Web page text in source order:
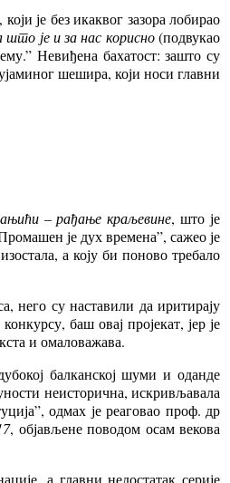
је без икаквог зазора лобирао
је и за нас корисно(подвукао
Невиђена бахатост: зашто су
шешира, који носи главни
– рађање краљевине, што је
је дух времена”, сажео је
а коју би поново требало
него су наставили да иритирају
баш овај пројекат, јер је
и омаловажава.
балканској шуми и оданде
неисторична, искривљавала
одмах је реаговао проф. др
, објављене поводом осам векова